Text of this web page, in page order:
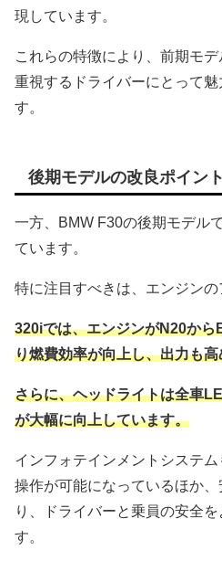
現しています。
これらの特徴により、前期モ
重視するドライバーにとって
す。
後期モデルの改良ポイント
一方、BMW F30の後期モデル
ています。
特に注目すべきは、エンジンの
320iでは、エンジンがN20か
り燃費効率が向上し、出力も
さらに、ヘッドライトは全車
が大幅に向上しています。
インフォテインメントシステ
操作が可能になっているほか
り、ドライバーと乗員の安全
す。